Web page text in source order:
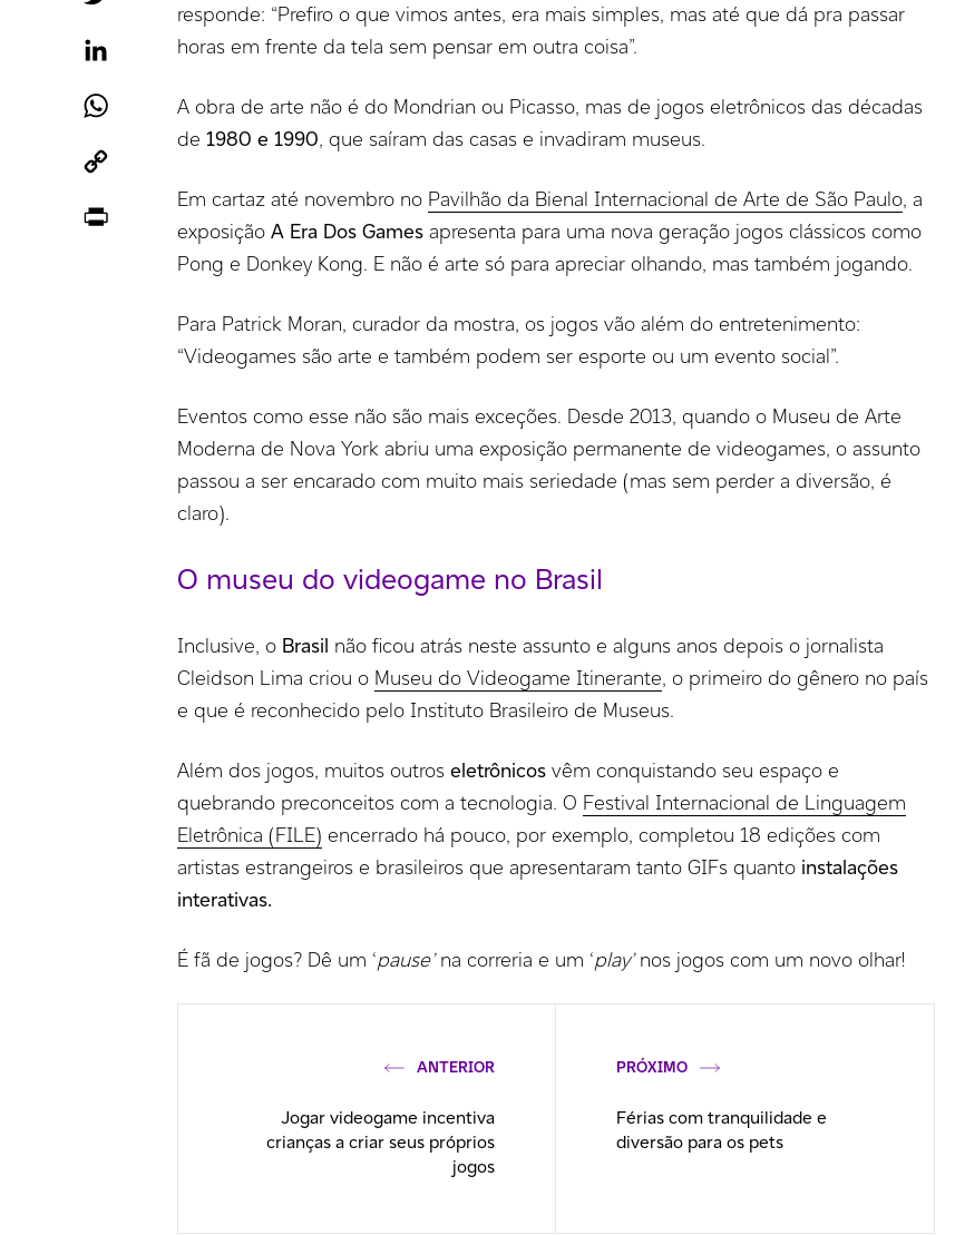
LinkedIn
WhatsApp
responde: “Prefiro o que vimos antes, era mais simples, mas até que dá pra passar
horas em frente da tela sem pensar em outra coisa”.
A obra de arte não é do Mondrian ou Picasso, mas de jogos eletrônicos das décadas
de1980 e 1990, que saíram das casas e invadiram museus.
Em cartaz até novembro no Pavilhão da Bienal Internacional de Arte de São Paulo, a
exposiçãoA Era Dos Games apresenta para uma nova geração jogos clássicos como
Pong e Donkey Kong. E não é arte só para apreciar olhando, mas também jogando.
Para Patrick Moran, curador da mostra, os jogos vão além do entretenimento:
“Videogames são arte e também podem ser esporte ou um evento social”.
Eventos como esse não são mais exceções. Desde 2013, quando o Museu de Arte
Moderna de Nova York abriu uma exposição permanente de videogames, o assunto
passou a ser encarado com muito mais seriedade (mas sem perder a diversão, é
claro).
O museu do videogame no Brasil
Inclusive, o Brasil não ficou atrás neste assunto e alguns anos depois o jornalista
Cleidson Lima criou o Museu do Videogame Itinerante, o primeiro do gênero no país
e que é reconhecido pelo Instituto Brasileiro de Museus.
Além dos jogos, muitos outroseletrônicos vêm conquistando seu espaço e
quebrando preconceitos com a tecnologia. O Festival Internacional de Linguagem
Eletrônica (FILE) encerrado há pouco, por exemplo, completou 18 edições com
artistas estrangeiros e brasileiros que apresentaram tanto GIFs quanto instalações
interativas.
É fã de jogos? Dê um ‘pause’na correria e um ‘play’nos jogos com um novo olhar!
ANTERIOR
Jogar videogame incentiva
crianças a criar seus próprios
jogos
PRÓXIMO
Férias com tranquilidade e
diversão para os pets